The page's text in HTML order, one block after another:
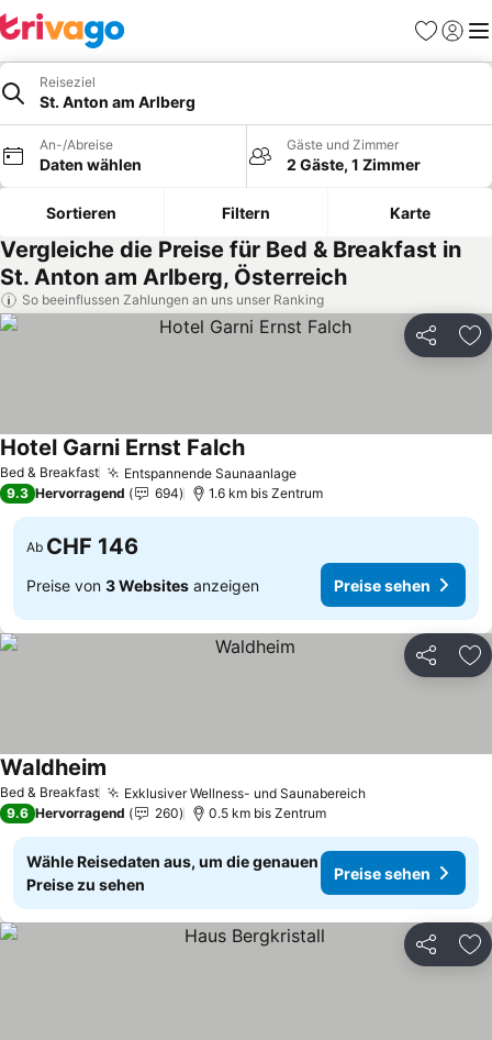
Favoriten
Reiseziel
St. Anton am Arlberg
An-/Abreise
Daten wählen
Gäste und Zimmer
2 Gäste, 1 Zimmer
Sortieren Filtern Karte
Vergleiche die Preise für Bed & Breakfast in
St. Anton am Arlberg, Österreich
So beeinflussen Zahlungen an uns unser Ranking
Teilen
Bed & Breakfast Entspannende Saunaanlage
Hotel Garni Ernst Falch
9.3 Hervorragend 694 1.6 km bis Zentrum
Ab CHF 146
Preise von 3 Websites anzeigen Preise sehen
Teilen
Bed & Breakfast Exklusiver Wellness- und Saunabereich
Waldheim
9.6 Hervorragend 260 0.5 km bis Zentrum
Wähle Reisedaten aus, um die genauen
Preise zu sehen
Preise sehen
Teilen